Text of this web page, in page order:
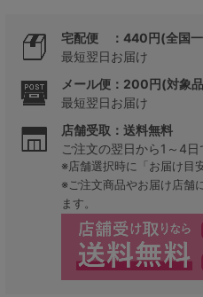
宅配便 ：440円(全国
最短翌日お届け
メール便：200円(対象
最短翌日お届け
店舗受取：送料無料
ご注文の翌日から1～4日
※店舗選択時に「お届け目
※ご注文商品やお届け店舗
ます。